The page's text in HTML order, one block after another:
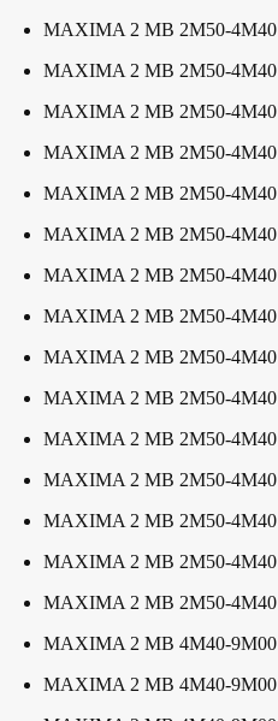
MAXIMA 2 MB 2M50-4M40
MAXIMA 2 MB 2M50-4M40
MAXIMA 2 MB 2M50-4M40
MAXIMA 2 MB 2M50-4M40
MAXIMA 2 MB 2M50-4M40
MAXIMA 2 MB 2M50-4M40
MAXIMA 2 MB 2M50-4M40
MAXIMA 2 MB 2M50-4M40
MAXIMA 2 MB 2M50-4M40
MAXIMA 2 MB 2M50-4M40
MAXIMA 2 MB 2M50-4M40
MAXIMA 2 MB 2M50-4M40
MAXIMA 2 MB 2M50-4M40
MAXIMA 2 MB 2M50-4M40
MAXIMA 2 MB 2M50-4M40
MAXIMA 2 MB 4M40-9M00
MAXIMA 2 MB 4M40-9M00